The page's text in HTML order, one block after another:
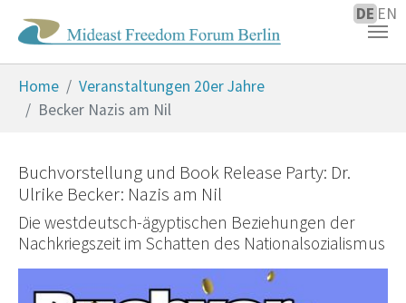
DE EN
Home
Veranstaltungen 20er Jahre
Becker Nazis am Nil
Buchvorstellung und Book Release Party: Dr.
Ulrike Becker: Nazis am Nil
Die westdeutsch-ägyptischen Beziehungen der
Nachkriegszeit im Schatten des Nationalsozialismus